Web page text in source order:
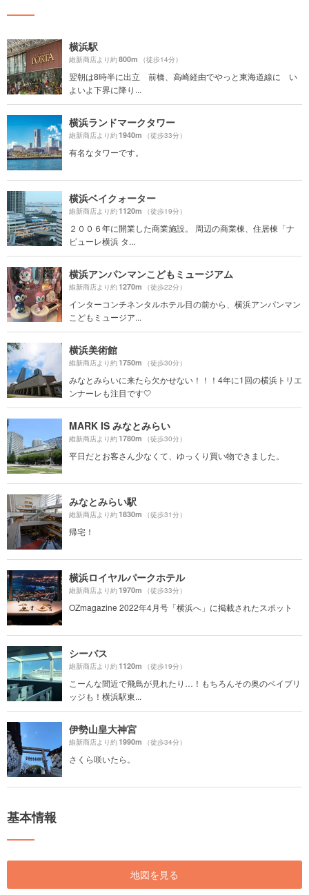
横浜駅
維新商店より約800m （徒歩14分）
翌朝は8時半に出立 前橋、高崎経由でやっと東海道線に い
よいよ下界に降り...
横浜ランドマークタワー
維新商店より約1940m （徒歩33分）
有名なタワーです。
横浜ベイクォーター
維新商店より約1120m （徒歩19分）
２００６年に開業した商業施設。 周辺の商業棟、住居棟「ナ
ビューレ横浜 タ...
横浜アンパンマンこどもミュージアム
維新商店より約1270m （徒歩22分）
インターコンチネンタルホテル目の前から、横浜アンパンマン
こどもミュージア...
横浜美術館
維新商店より約1750m （徒歩30分）
みなとみらいに来たら欠かせない！！！4年に1回の横浜トリエ
ンナーレも注目です🤍
MARK IS みなとみらい
維新商店より約1780m （徒歩30分）
平日だとお客さん少なくて、ゆっくり買い物できました。
みなとみらい駅
維新商店より約1830m （徒歩31分）
帰宅！
横浜ロイヤルパークホテル
維新商店より約1970m （徒歩33分）
OZmagazine 2022年4月号「横浜へ」に掲載されたスポット
シーバス
維新商店より約1120m （徒歩19分）
こーんな間近で飛鳥が見れたり…！もちろんその奥のベイブリ
ッジも！横浜駅東...
伊勢山皇大神宮
維新商店より約1990m （徒歩34分）
さくら咲いたら。
基本情報
地図を見る